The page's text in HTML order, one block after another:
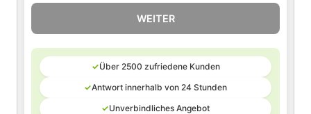
WEITER
✓Über 2500 zufriedene Kunden
✓Antwort innerhalb von 24 Stunden
✓Unverbindliches Angebot